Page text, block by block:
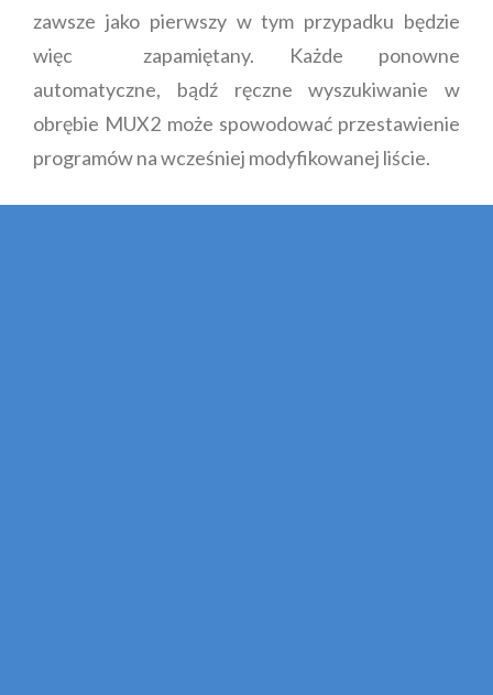
zawsze jako pierwszy w tym przypadku będzie
więc zapamiętany. Każde ponowne
automatyczne, bądź ręczne wyszukiwanie w
obrębie MUX2 może spowodować przestawienie
programów na wcześniej modyfikowanej liście.